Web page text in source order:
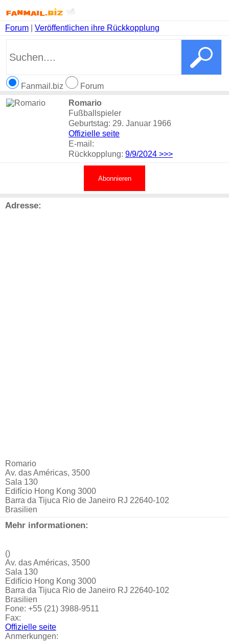
Forum Veröffentlichen ihre Rückkopplung
Fanmail.biz
Forum
Romario
Fußballspieler
Geburtstag: 29. Januar 1966
Offizielle seite
E-mail:
Rückkopplung: 9/9/2024 >>>
Abonnieren
Adresse:
Romario
Av. das Américas, 3500
Sala 130
Edifício Hong Kong 3000
Barra da Tijuca Rio de Janeiro RJ 22640-102
Brasilien
Mehr informationen:
()
Av. das Américas, 3500
Sala 130
Edifício Hong Kong 3000
Barra da Tijuca Rio de Janeiro RJ 22640-102
Brasilien
Fone: +55 (21) 3988-9511
Fax:
Offizielle seite
Anmerkungen: